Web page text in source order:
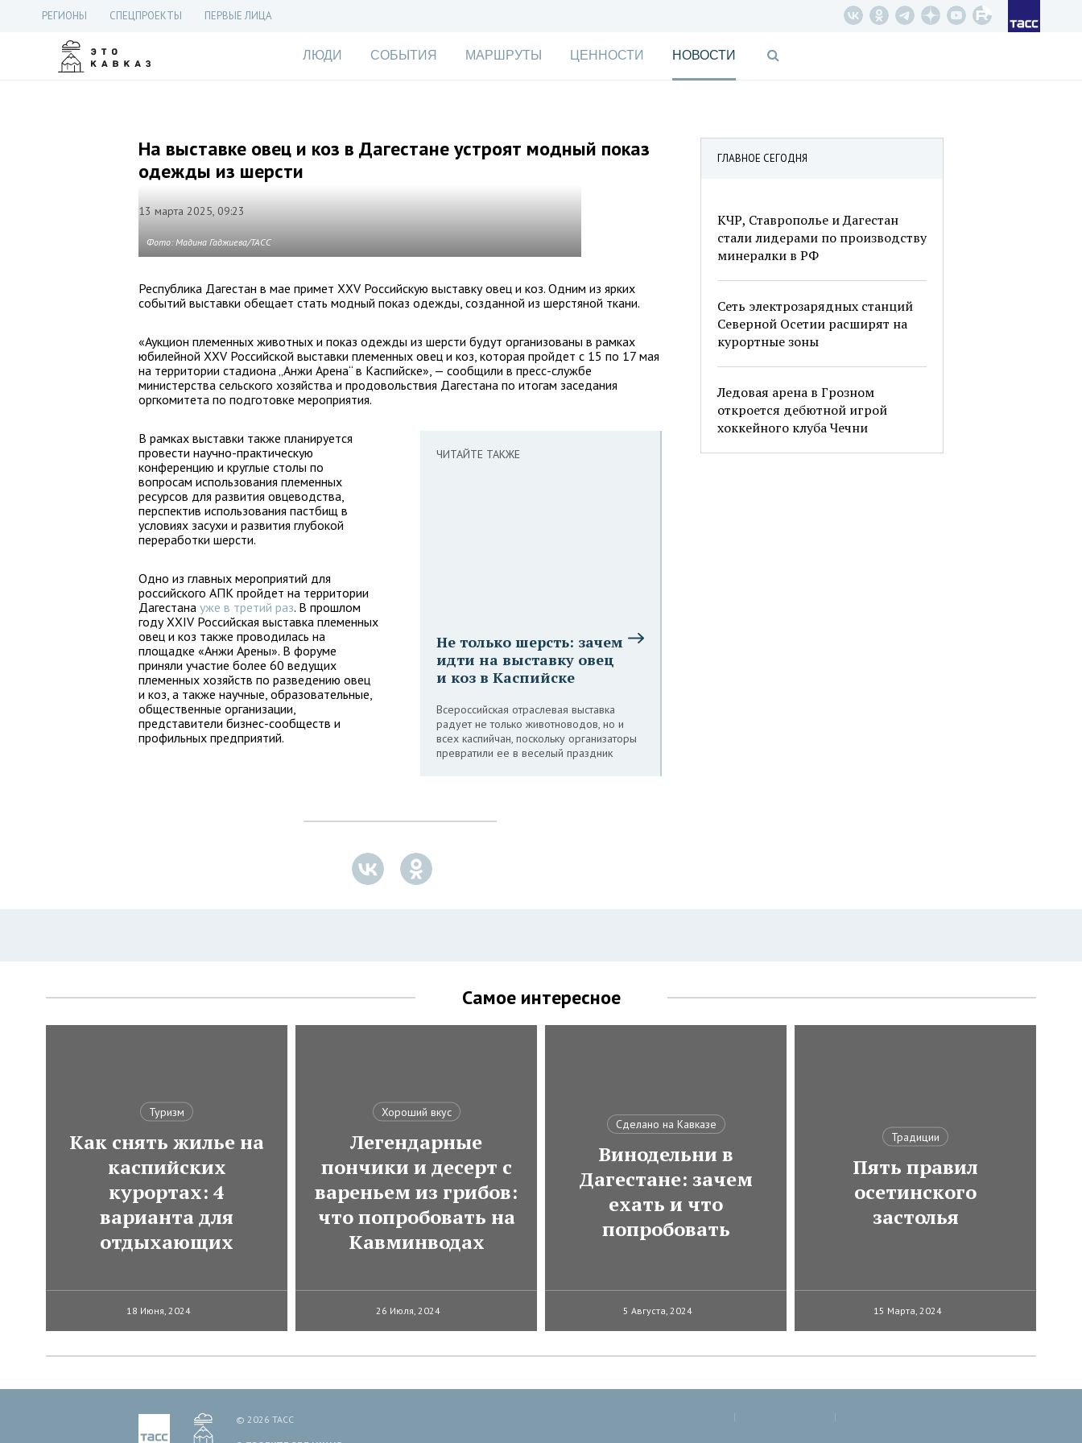
РЕГИОНЫ СПЕЦПРОЕКТЫ ПЕРВЫЕ ЛИЦА
ЛЮДИ СОБЫТИЯ МАРШРУТЫ ЦЕННОСТИ НОВОСТИ
ГЛАВНОЕ СЕГОДНЯ
КЧР, Ставрополье и Дагестан
стали лидерами по производству
минералки в РФ
Сеть электрозарядных станций
Северной Осетии расширят на
курортные зоны
Ледовая арена в Грозном
откроется дебютной игрой
хоккейного клуба Чечни
На выставке овец и коз в Дагестане устроят модный показ
одежды из шерсти
13 марта 2025, 09:23
Фото: Мадина Гаджиева/ТАСС
Республика Дагестан в мае примет XXV Российскую выставку овец и коз. Одним из ярких
событий выставки обещает стать модный показ одежды, созданной из шерстяной ткани.
«Аукцион племенных животных и показ одежды из шерсти будут организованы в рамках
юбилейной XXV Российской выставки племенных овец и коз, которая пройдет с 15 по 17 мая
на территории стадиона „Анжи Арена“ в Каспийске», — сообщили в пресс-службе
министерства сельского хозяйства и продовольствия Дагестана по итогам заседания
оргкомитета по подготовке мероприятия.
ЧИТАЙТЕ ТАКЖЕ
Не только шерсть: зачем
идти на выставку овец
и коз в Каспийске
Всероссийская отраслевая выставка
радует не только животноводов, но и
всех каспийчан, поскольку организаторы
превратили ее в веселый праздник
В рамках выставки также планируется
провести научно-практическую
конференцию и круглые столы по
вопросам использования племенных
ресурсов для развития овцеводства,
перспектив использования пастбищ в
условиях засухи и развития глубокой
переработки шерсти.
Одно из главных мероприятий для
российского АПК пройдет на территории
Дагестана уже в третий раз. В прошлом
году XXIV Российская выставка племенных
овец и коз также проводилась на
площадке «Анжи Арены». В форуме
приняли участие более 60 ведущих
племенных хозяйств по разведению овец
и коз, а также научные, образовательные,
общественные организации,
представители бизнес-сообществ и
профильных предприятий.
Самое интересное
Туризм
Как снять жилье на
каспийских
курортах: 4
варианта для
отдыхающих
18 Июня, 2024
Хороший вкус
Легендарные
пончики и десерт с
вареньем из грибов:
что попробовать на
Кавминводах
26 Июля, 2024
Сделано на Кавказе
Винодельни в
Дагестане: зачем
ехать и что
попробовать
5 Августа, 2024
Традиции
Пять правил
осетинского
застолья
15 Марта, 2024
© 2026 ТАСС